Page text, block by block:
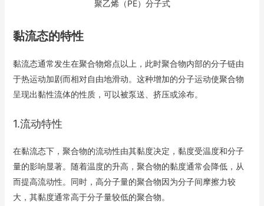
聚乙烯（PE）分子式
黏流态的特性
黏流态通常发生在聚合物熔点以上，此时聚合物内部的分子链由
于热运动加剧而相对自由地滑动。这种增加的分子运动使聚合物
呈现出黏性流体的性质，可以被泵送、挤压或涂布。
1.流动特性
在黏流态下，聚合物的流动性由其黏度决定，黏度受温度和分子
量的影响显著。随着温度的升高，聚合物的黏度通常会降低，从
而提高流动性。同时，高分子量的聚合物因为分子间摩擦力较
大，其黏度通常高于分子量较低的聚合物。